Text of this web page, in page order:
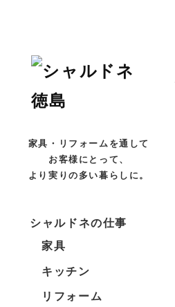
家具・リフォームを通して
お客様にとって、
より実りの多い暮らしに。
シャルドネの仕事
家具
キッチン
リフォーム